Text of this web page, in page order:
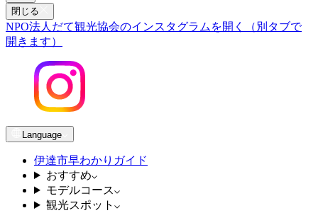
閉じる
NPO法人だて観光協会のインスタグラムを開く（別タブで
開きます）
Language
伊達市早わかりガイド
おすすめ
モデルコース
観光スポット